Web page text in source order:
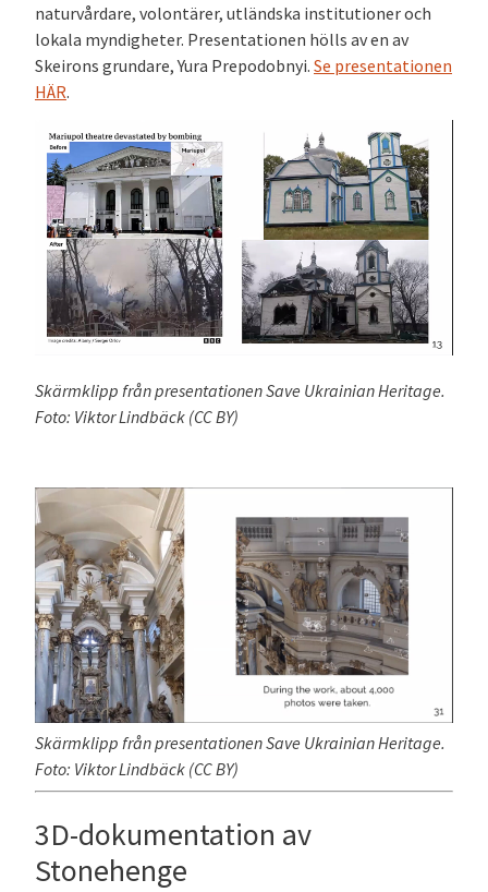
naturvårdare, volontärer, utländska institutioner och
lokala myndigheter. Presentationen hölls av en av
Skeirons grundare, Yura Prepodobnyi. Se presentationen
HÄR.
Skärmklipp från presentationen Save Ukrainian Heritage.
Foto: Viktor Lindbäck (CC BY)
Skärmklipp från presentationen Save Ukrainian Heritage.
Foto: Viktor Lindbäck (CC BY)
3D-dokumentation av
Stonehenge